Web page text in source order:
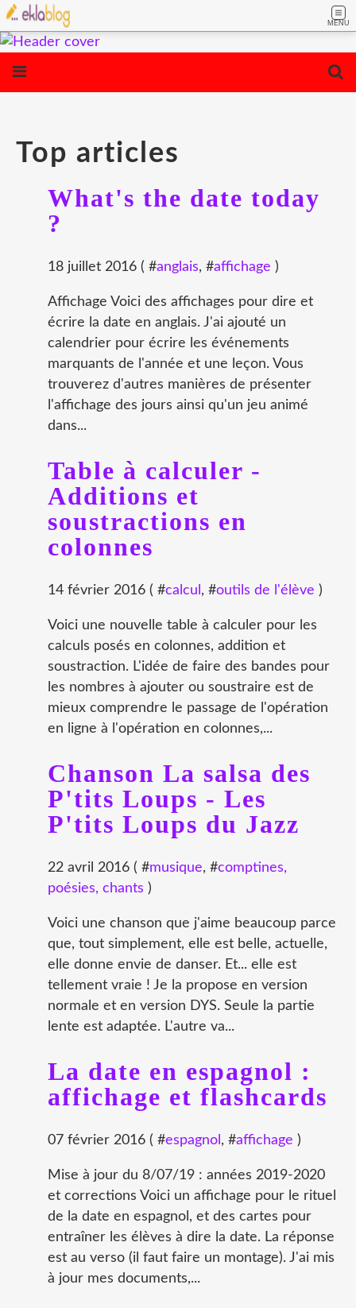
MENU
Top articles
What's the date today
?
18 juillet 2016 ( #anglais, #affichage )
Affichage Voici des affichages pour dire et
écrire la date en anglais. J'ai ajouté un
calendrier pour écrire les événements
marquants de l'année et une leçon. Vous
trouverez d'autres manières de présenter
l'affichage des jours ainsi qu'un jeu animé
dans...
Table à calculer -
Additions et
soustractions en
colonnes
14 février 2016 ( #calcul , #outils de l'élève )
Voici une nouvelle table à calculer pour les
calculs posés en colonnes, addition et
soustraction. L'idée de faire des bandes pour
les nombres à ajouter ou soustraire est de
mieux comprendre le passage de l'opération
en ligne à l'opération en colonnes,...
Chanson La salsa des
P'tits Loups - Les
P'tits Loups du Jazz
22 avril 2016 ( #musique, #comptines,
poésies, chants )
Voici une chanson que j'aime beaucoup parce
que, tout simplement, elle est belle, actuelle,
elle donne envie de danser. Et... elle est
tellement vraie ! Je la propose en version
normale et en version DYS. Seule la partie
lente est adaptée. L'autre va...
La date en espagnol :
affichage et flashcards
07 février 2016 ( #espagnol , #affichage )
Mise à jour du 8/07/19 : années 2019-2020
et corrections Voici un affichage pour le rituel
de la date en espagnol, et des cartes pour
entraîner les élèves à dire la date. La réponse
est au verso (il faut faire un montage). J'ai mis
à jour mes documents,...